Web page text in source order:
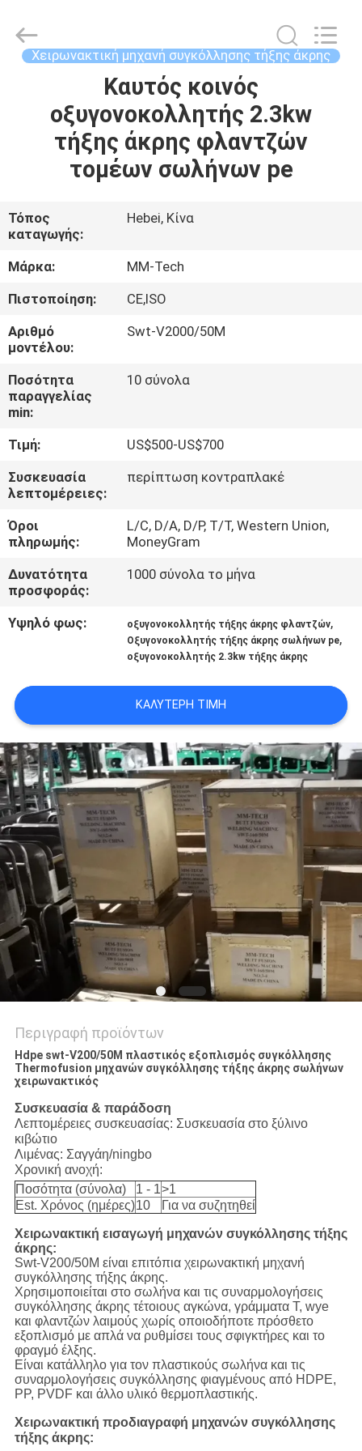
ΠΡΟΪΌΝΤΑ
ΜΕ
ΕΜΆΣ
ΕΠΙΣΚΈΨΕΙΣ
ΣΤΟ
ΕΡΓΟΣΤΆΣΙΟ
ΈΛΕΓΧΟΣ
ΠΟΙΌΤΗΤΑΣ
ΕΠΙΚΟΙΝΩΝΉΣΤΕ
ΜΑΖΊ
ΜΑΣ
ΜΠΛΟΓΚ
SITEMAP
PRIVACY
POLICY
Mingmai
Technology
Co.,Ltd. Χειρωνακτική μηχανή συγκόλλησης τήξης άκρης
Καυτός κοινός
οξυγονοκολλητής 2.3kw
τήξης άκρης φλαντζών
τομέων σωλήνων pe
Τόπος
καταγωγής:
Hebei, Κίνα
Μάρκα:
MM-Tech
Πιστοποίηση:
CE,ISO
Αριθμό
μοντέλου:
Swt-V2000/50M
Ποσότητα
παραγγελίας
min:
10 σύνολα
Τιμή:
US$500-US$700
Συσκευασία
λεπτομέρειες:
περίπτωση κοντραπλακέ
Όροι
πληρωμής:
L/C, D/A, D/P, T/T, Western Union,
MoneyGram
Δυνατότητα
προσφοράς:
1000 σύνολα το μήνα
Υψηλό φως: οξυγονοκολλητής τήξης άκρης φλαντζών,
Οξυγονοκολλητής τήξης άκρης σωλήνων pe,
οξυγονοκολλητής 2.3kw τήξης άκρης
ΚΑΛΎΤΕΡΗ ΤΙΜΉ
Περιγραφή προϊόντων
Hdpe swt-V200/50M πλαστικός εξοπλισμός συγκόλλησης
Thermofusion μηχανών συγκόλλησης τήξης άκρης σωλήνων
χειρωνακτικός
Συσκευασία & παράδοση
Λεπτομέρειες συσκευασίας: Συσκευασία στο ξύλινο
κιβώτιο
Λιμένας: Σαγγάη/ningbo
Χρονική ανοχή:
Ποσότητα (σύνολα)
1 - 1>1
Est. Χρόνος (ημέρες)10 Για να συζητηθεί
Χειρωνακτική εισαγωγή μηχανών συγκόλλησης τήξης
άκρης:
Swt-V200/50M είναι επιτόπια χειρωνακτική μηχανή
συγκόλλησης τήξης άκρης.
Χρησιμοποιείται στο σωλήνα και τις συναρμολογήσεις
συγκόλλησης άκρης τέτοιους αγκώνα, γράμματα Τ, wye
και φλαντζών λαιμούς χωρίς οποιοδήποτε πρόσθετο
εξοπλισμό με απλά να ρυθμίσει τους σφιγκτήρες και το
φραγμό έλξης.
Είναι κατάλληλο για τον πλαστικούς σωλήνα και τις
συναρμολογήσεις συγκόλλησης φιαγμένους από HDPE,
PP, PVDF και άλλο υλικό θερμοπλαστικής.
Χειρωνακτική προδιαγραφή μηχανών συγκόλλησης
τήξης άκρης: